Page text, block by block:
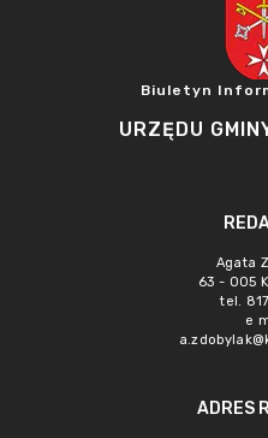
Biuletyn
URZĘDU
Agata
63 - 005
tel.
e
ADRES